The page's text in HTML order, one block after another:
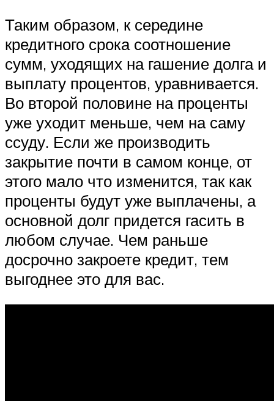
Таким образом, к середине
кредитного срока соотношение
сумм, уходящих на гашение долга и
выплату процентов, уравнивается.
Во второй половине на проценты
уже уходит меньше, чем на саму
ссуду. Если же производить
закрытие почти в самом конце, от
этого мало что изменится, так как
проценты будут уже выплачены, а
основной долг придется гасить в
любом случае. Чем раньше
досрочно закроете кредит, тем
выгоднее это для вас.